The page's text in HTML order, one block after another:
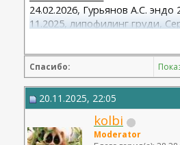
24.02.2026, Гурьянов А.С.
11.2025, липофилинг груди,
08.2015, allergan 240, 255.
Спасибо:
20.11.2025, 22:05
kolbi
Moderator